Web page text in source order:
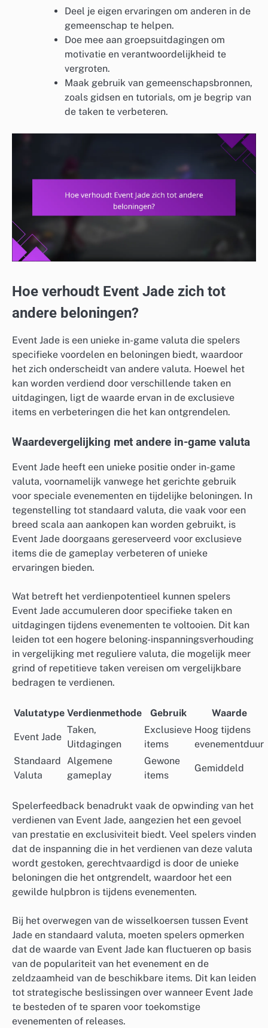
Deel je eigen ervaringen om anderen in de
gemeenschap te helpen.
Doe mee aan groepsuitdagingen om
motivatie en verantwoordelijkheid te
vergroten.
Maak gebruik van gemeenschapsbronnen,
zoals gidsen en tutorials, om je begrip van
de taken te verbeteren.
Hoe verhoudt Event Jade zich tot
andere beloningen?
Event Jade is een unieke in-game valuta die spelers
specifieke voordelen en beloningen biedt, waardoor
het zich onderscheidt van andere valuta. Hoewel het
kan worden verdiend door verschillende taken en
uitdagingen, ligt de waarde ervan in de exclusieve
items en verbeteringen die het kan ontgrendelen.
Waardevergelijking met andere in-game valuta
Event Jade heeft een unieke positie onder in-game
valuta, voornamelijk vanwege het gerichte gebruik
voor speciale evenementen en tijdelijke beloningen. In
tegenstelling tot standaard valuta, die vaak voor een
breed scala aan aankopen kan worden gebruikt, is
Event Jade doorgaans gereserveerd voor exclusieve
items die de gameplay verbeteren of unieke
ervaringen bieden.
Wat betreft het verdienpotentieel kunnen spelers
Event Jade accumuleren door specifieke taken en
uitdagingen tijdens evenementen te voltooien. Dit kan
leiden tot een hogere beloning-inspanningsverhouding
in vergelijking met reguliere valuta, die mogelijk meer
grind of repetitieve taken vereisen om vergelijkbare
bedragen te verdienen.
Valutatype Verdienmethode Gebruik Waarde
Event Jade
Taken,
Uitdagingen
Exclusieve
items
Hoog tijdens
evenementduur
Standaard
Valuta
Algemene
gameplay
Gewone
items
Gemiddeld
Spelerfeedback benadrukt vaak de opwinding van het
verdienen van Event Jade, aangezien het een gevoel
van prestatie en exclusiviteit biedt. Veel spelers vinden
dat de inspanning die in het verdienen van deze valuta
wordt gestoken, gerechtvaardigd is door de unieke
beloningen die het ontgrendelt, waardoor het een
gewilde hulpbron is tijdens evenementen.
Bij het overwegen van de wisselkoersen tussen Event
Jade en standaard valuta, moeten spelers opmerken
dat de waarde van Event Jade kan fluctueren op basis
van de populariteit van het evenement en de
zeldzaamheid van de beschikbare items. Dit kan leiden
tot strategische beslissingen over wanneer Event Jade
te besteden of te sparen voor toekomstige
evenementen of releases.